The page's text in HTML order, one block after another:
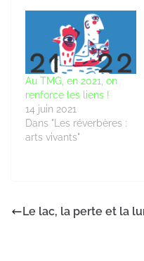
Au TMG, en 2021, on
renforce les liens !
14 juin 2021
Dans "Les réverbères :
arts vivants"
Le lac, la perte et la